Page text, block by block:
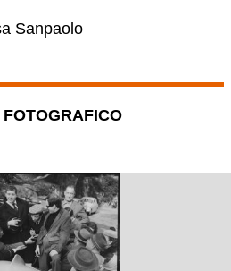
Sanpaolo